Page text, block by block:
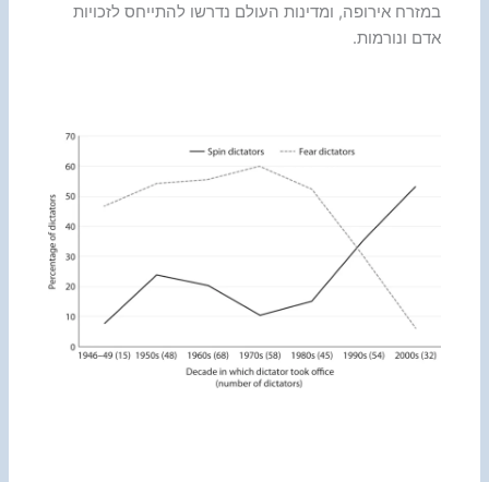
במזרח אירופה, ומדינות העולם נדרשו להתייחס לזכויות
אדם ונורמות.